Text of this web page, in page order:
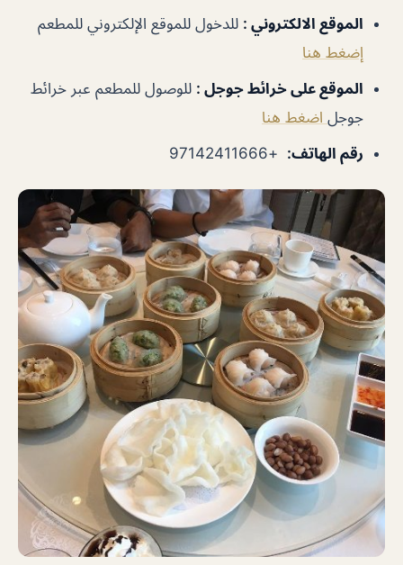
الموقع الالكتروني : للدخول للموقع الإلكتروني للمطعم
إضغط هنا
الموقع على خرائط جوجل : للوصول للمطعم عبر خرائط
جوجل اضغط هنا
رقم الهاتف:
+97142411666